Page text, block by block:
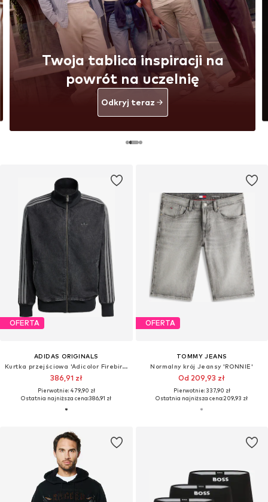
OFERTA
ADIDAS ORIGINALS
Kurtka przejściowa 'Adicolor Firebird'
386,91 zł
Pierwotnie: 479,90 zł
Ostatnia najniższa cena:386,91 zł
OFERTA
TOMMY JEANS
Normalny krój Jeansy 'RONNIE'
Od 209,93 zł
Pierwotnie: 337,90 zł
Ostatnia najniższa cena:209,93 zł
Twoja tablica inspiracji na
powrót na uczelnię
Odkryj teraz